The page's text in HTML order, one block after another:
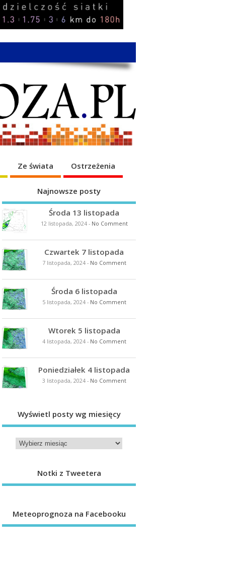
Ze świata Ostrzeżenia
Najnowsze posty
Środa 13 listopada
12 listopada, 2024- No Comment
Czwartek 7 listopada
7 listopada, 2024- No Comment
Środa 6 listopada
5 listopada, 2024- No Comment
Wtorek 5 listopada
4 listopada, 2024- No Comment
Poniedziałek 4 listopada
3 listopada, 2024- No Comment
Wyświetl posty wg miesięcy
Notki z Tweetera
Meteoprognoza na Facebooku